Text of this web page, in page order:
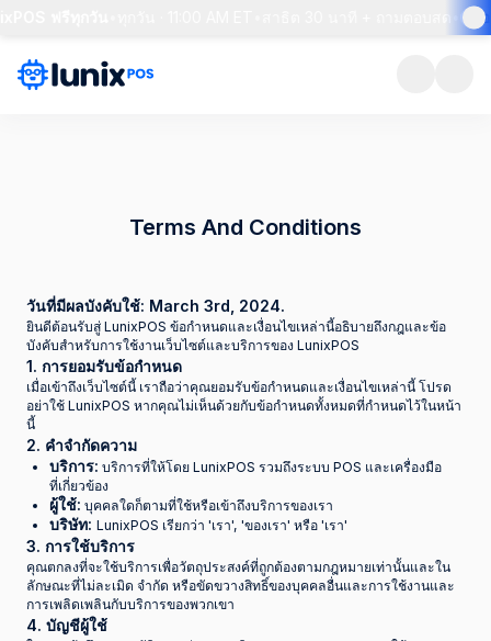
จ
Terms And Conditions
วันที่มีผลบังคับใช้: March 3rd, 2024.
ยินดีต้อนรับสู่ LunixPOS ข้อกำหนดและเงื่อนไขเหล่านี้อธิบายถึงกฎและข้อ
บังคับสำหรับการใช้งานเว็บไซต์และบริการของ LunixPOS
1. การยอมรับข้อกำหนด
เมื่อเข้าถึงเว็บไซต์นี้ เราถือว่าคุณยอมรับข้อกำหนดและเงื่อนไขเหล่านี้ โปรด
อย่าใช้ LunixPOS หากคุณไม่เห็นด้วยกับข้อกำหนดทั้งหมดที่กำหนดไว้ในหน้า
นี้
2. คำจำกัดความ
บริการ: บริการที่ให้โดย LunixPOS รวมถึงระบบ POS และเครื่องมือ
ที่เกี่ยวข้อง
ผู้ใช้: บุคคลใดก็ตามที่ใช้หรือเข้าถึงบริการของเรา
บริษัท: LunixPOS เรียกว่า 'เรา', 'ของเรา' หรือ 'เรา'
3. การใช้บริการ
คุณตกลงที่จะใช้บริการเพื่อวัตถุประสงค์ที่ถูกต้องตามกฎหมายเท่านั้นและใน
ลักษณะที่ไม่ละเมิด จำกัด หรือขัดขวางสิทธิ์ของบุคคลอื่นและการใช้งานและ
การเพลิดเพลินกับบริการของพวกเขา
4. บัญชีผู้ใช้